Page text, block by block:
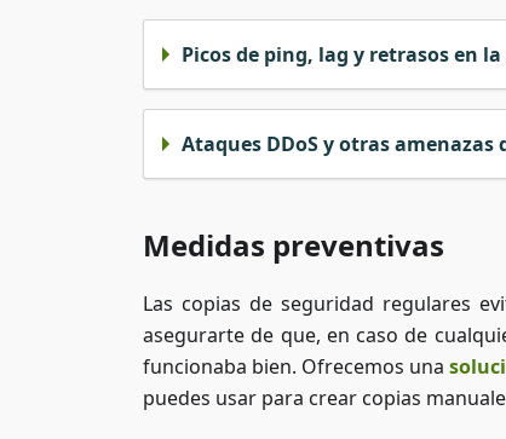
Picos de ping, lag y retrasos en la
Ataques DDoS y otras amenazas
Medidas preventivas
Las copias de seguridad regulares
asegurarte de que, en caso de
funcionaba bien. Ofrecemos una
puedes usar para crear copias